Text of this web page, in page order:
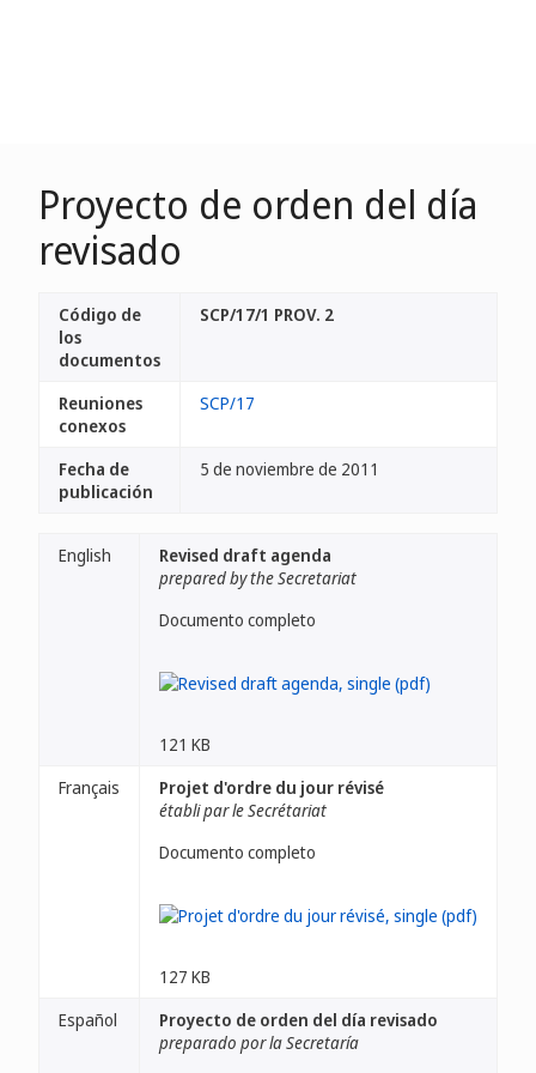
Proyecto de orden del día
revisado
Código de
los
documentos
SCP/17/1 PROV. 2
Reuniones
conexos
SCP/17
Fecha de
publicación
5 de noviembre de 2011
English
Revised draft agenda
prepared by the Secretariat
Documento completo
121 KB
Français
Projet d'ordre du jour révisé
établi par le Secrétariat
Documento completo
127 KB
Español
Proyecto de orden del día revisado
preparado por la Secretaría